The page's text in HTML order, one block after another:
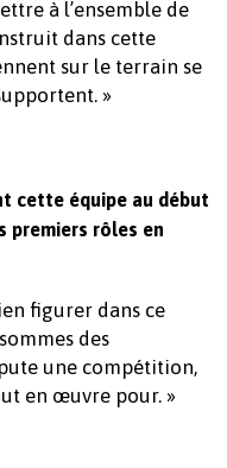
à l’ensemble de
dans cette
sur le terrain se
»
cette équipe au début
premiers rôles en
figurer dans ce
des
une compétition,
en œuvre pour. »